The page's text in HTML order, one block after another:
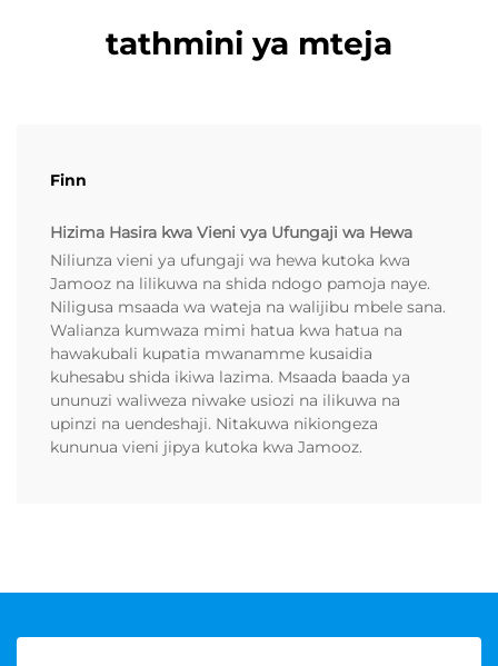
tathmini ya mteja
Finn
Hizima Hasira kwa Vieni vya Ufungaji wa Hewa
Niliunza vieni ya ufungaji wa hewa kutoka kwa
Jamooz na lilikuwa na shida ndogo pamoja naye.
Niligusa msaada wa wateja na walijibu mbele sana.
Walianza kumwaza mimi hatua kwa hatua na
hawakubali kupatia mwanamme kusaidia
kuhesabu shida ikiwa lazima. Msaada baada ya
ununuzi waliweza niwake usiozi na ilikuwa na
upinzi na uendeshaji. Nitakuwa nikiongeza
kununua vieni jipya kutoka kwa Jamooz.